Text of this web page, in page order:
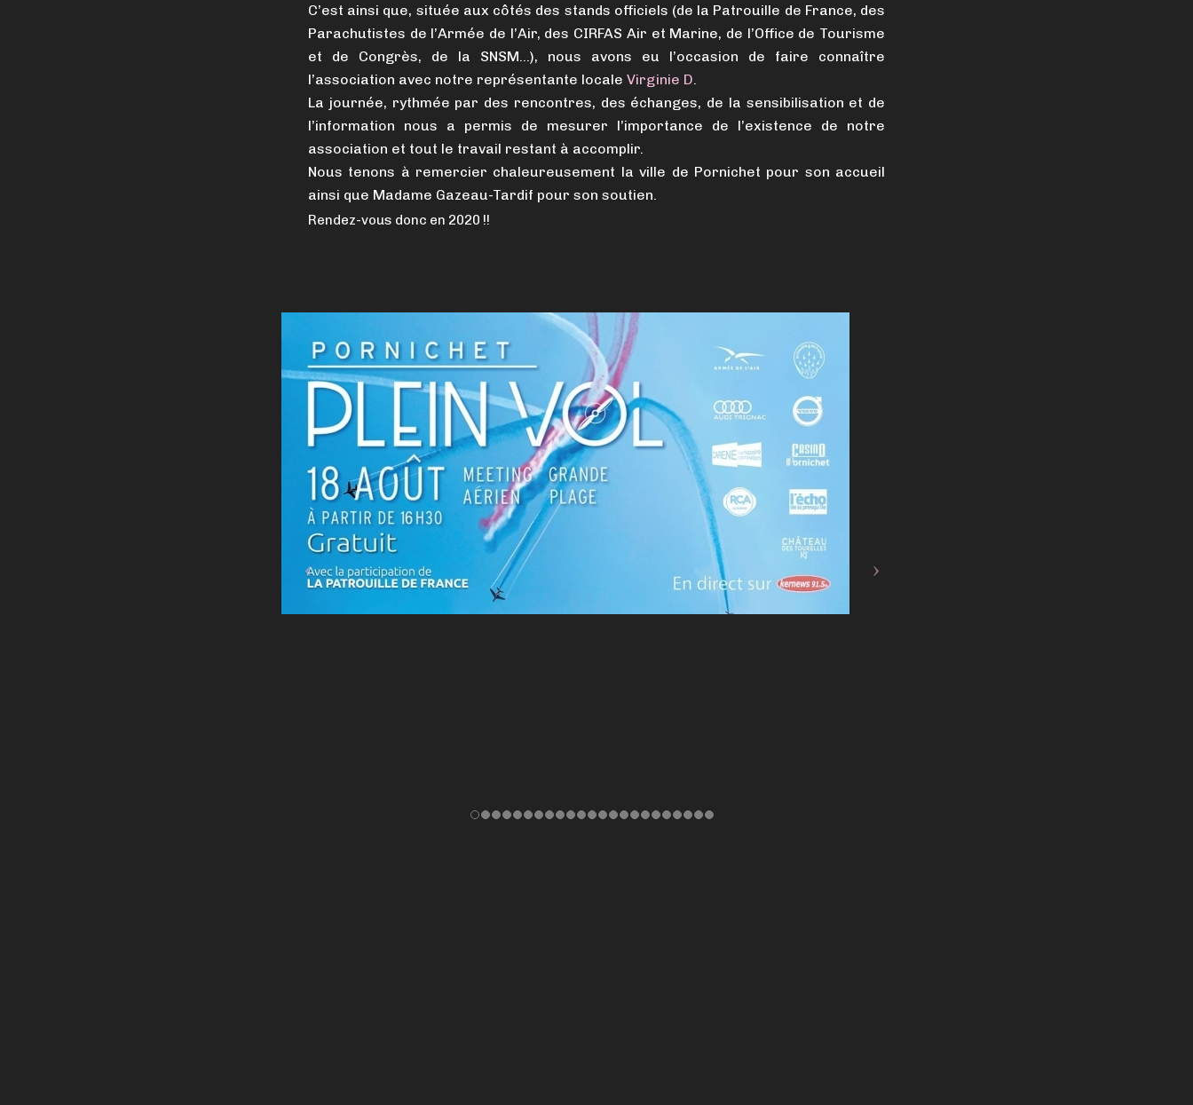
C’est ainsi que, située aux côtés des stands officiels (de la Patrouille de France, des
Parachutistes de l’Armée de l’Air, des CIRFAS Air et Marine, de l’Office de Tourisme
et de Congrès, de la SNSM…), nous avons eu l’occasion de faire connaître
l’association avec notre représentante locale Virginie D.
La journée, rythmée par des rencontres, des échanges, de la sensibilisation et de
l’information nous a permis de mesurer l’importance de l’existence de notre
association et tout le travail restant à accomplir.
Nous tenons à remercier chaleureusement la ville de Pornichet pour son accueil
ainsi que Madame Gazeau-Tardif pour son soutien.
Rendez-vous donc en 2020 !!